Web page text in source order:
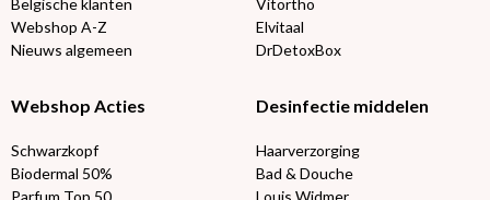
Webshop A-Z
Nieuws algemeen
Elvitaal
DrDetoxBox
Webshop Acties
Schwarzkopf
Biodermal 50%
Parfum Top 50
Desinfectie middelen
Haarverzorging
Bad & Douche
Louis Widmer